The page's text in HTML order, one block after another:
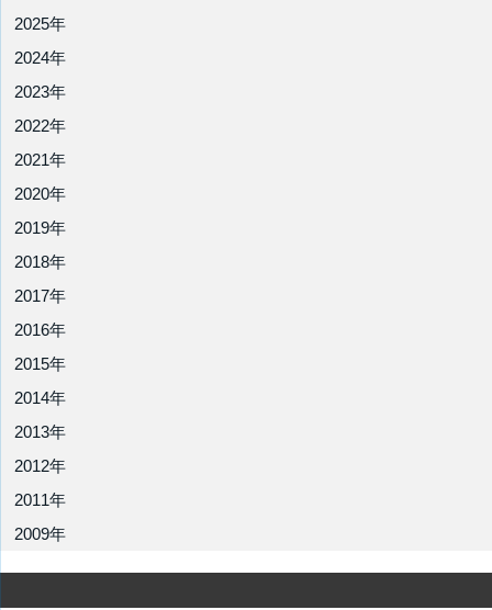
2025年
2024年
2023年
2022年
2021年
2020年
2019年
2018年
2017年
2016年
2015年
2014年
2013年
2012年
2011年
2009年